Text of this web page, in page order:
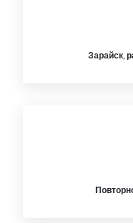
Зарайск,